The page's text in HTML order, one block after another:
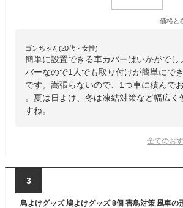
価格と
ゴンちゃん(20代・女性)
簡単に設置できる車カバーはいかがでし
バーなので1人でも取り付けが簡単にで
です。嵩張らないので、1つ車に積んで
。夏は日よけ、冬は凍結対策など幅広く
すね。
全てのお
3